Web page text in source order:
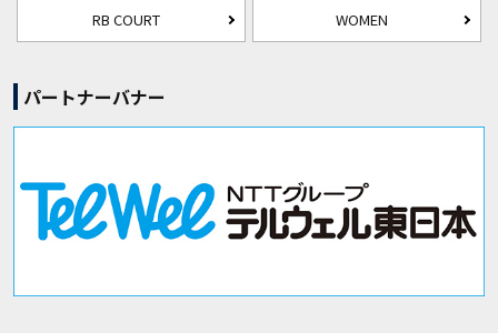
RB COURT WOMEN
パートナーバナー